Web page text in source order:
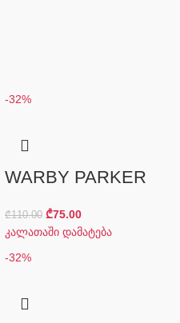
-32%
WARBY PARKER
₾110.00 ₾75.00
კალათაში დამატება
-32%